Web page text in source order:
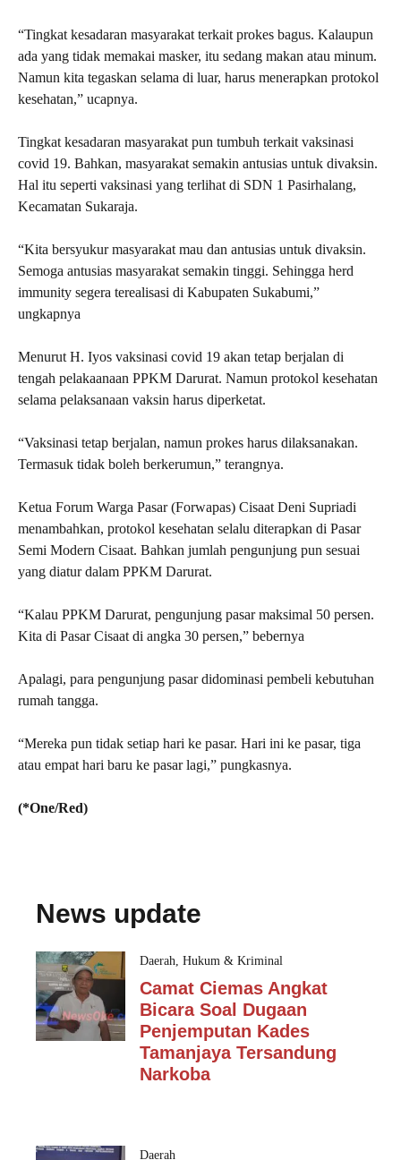
“Tingkat kesadaran masyarakat terkait prokes bagus. Kalaupun
ada yang tidak memakai masker, itu sedang makan atau minum.
Namun kita tegaskan selama di luar, harus menerapkan protokol
kesehatan,” ucapnya.
Tingkat kesadaran masyarakat pun tumbuh terkait vaksinasi
covid 19. Bahkan, masyarakat semakin antusias untuk divaksin.
Hal itu seperti vaksinasi yang terlihat di SDN 1 Pasirhalang,
Kecamatan Sukaraja.
“Kita bersyukur masyarakat mau dan antusias untuk divaksin.
Semoga antusias masyarakat semakin tinggi. Sehingga herd
immunity segera terealisasi di Kabupaten Sukabumi,”
ungkapnya
Menurut H. Iyos vaksinasi covid 19 akan tetap berjalan di
tengah pelakaanaan PPKM Darurat. Namun protokol kesehatan
selama pelaksanaan vaksin harus diperketat.
“Vaksinasi tetap berjalan, namun prokes harus dilaksanakan.
Termasuk tidak boleh berkerumun,” terangnya.
Ketua Forum Warga Pasar (Forwapas) Cisaat Deni Supriadi
menambahkan, protokol kesehatan selalu diterapkan di Pasar
Semi Modern Cisaat. Bahkan jumlah pengunjung pun sesuai
yang diatur dalam PPKM Darurat.
“Kalau PPKM Darurat, pengunjung pasar maksimal 50 persen.
Kita di Pasar Cisaat di angka 30 persen,” bebernya
Apalagi, para pengunjung pasar didominasi pembeli kebutuhan
rumah tangga.
“Mereka pun tidak setiap hari ke pasar. Hari ini ke pasar, tiga
atau empat hari baru ke pasar lagi,” pungkasnya.
(*One/Red)
News update
Daerah, Hukum & Kriminal
Camat Ciemas Angkat
Bicara Soal Dugaan
Penjemputan Kades
Tamanjaya Tersandung
Narkoba
Daerah